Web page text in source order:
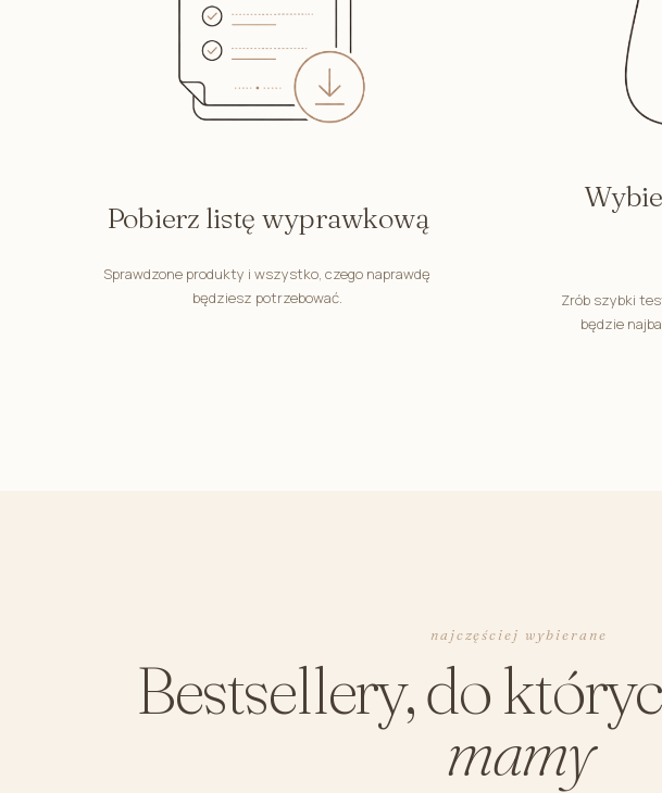
Pastelowe Misie
Bunny Line
Pobierz listę wyprawkową
Sprawdzone produkty i wszystko, czego naprawdę
będziesz potrzebować.
Zrób szybki
będzie
najczęściej wybierane
Bestsellery, do
mamy